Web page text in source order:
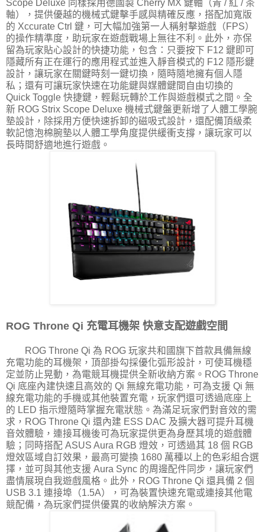
Scope Deluxe 同樣採用德國製 Cherry MX 鍵軸（青 / 紅 / 茶
軸），提供優越的機械式鍵擊手感與精確反應，搭配加寬版
的 Xccurate Ctrl 鍵，可大幅加強第一人稱射擊遊戲（FPS）
的操作精準度，助玩家在遊戲戰場上無往不利。此外，亦保
留為玩家貼心設計的快捷功能，包含：只要按下 F12 鍵即可
隱藏所有正在運行的應用程式並進入靜音模式的 F12 隱形鍵
設計，讓玩家在關鍵時刻一鍵切換，隨時隨地擁有個人隱
私；還有可讓玩家快速在功能鍵與媒體鍵間自由切換的
Quick Toggle 快捷鍵，輕鬆玩轉於工作與遊戲模式之間。全
新 ROG Strix Scope Deluxe 機械式鍵盤更新增了人體工學腕
墊設計，除採用方便快速拆卸的磁吸式設計，還配備頂級柔
軟記憶泡棉腕墊以人體工學角度提供緩衝支撐，讓玩家可以
長時間舒適地進行遊戲。
ROG Throne Qi 充電耳機架 快意支配遊戲空間
ROG Throne Qi 為 ROG 玩家共和國旗下首款具備無線
充電功能的耳機架，頂部掛勾採優化弧形設計，可使耳機穩
定並防止晃動，為電競耳機提供全新收納方案。ROG Throne
Qi 底座內建快速且高效的 Qi 無線充電功能，可為支援 Qi 無
線充電功能的手機或其他裝置充電，玩家們還可透過底座上
的 LED 指示燈隨時掌握充電狀態。為滿足玩家們對音效的需
求，ROG Throne Qi 還內建 ESS DAC 及擴大器可提升耳機
音效體驗，連接耳機後可為玩家提供更為身歷其境的遊戲體
驗；同時搭配 ASUS Aura RGB 燈效，可透過其 18 個 RGB
燈效區域自訂效果，最高可變換 1680 萬種以上的色彩組合選
擇，並可與其他支援 Aura Sync 的周邊配件同步，讓玩家們
盡情展現自我遊戲風格。此外，ROG Throne Qi 還具備 2 個
USB 3.1 連接埠（1.5A），可為裝置快速充電或連接其他電
競配備，為玩家們提供優異的收納解決方案。